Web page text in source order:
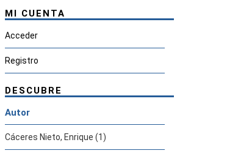
MI CUENTA
Acceder
Registro
DESCUBRE
Autor
Cáceres Nieto, Enrique (1)